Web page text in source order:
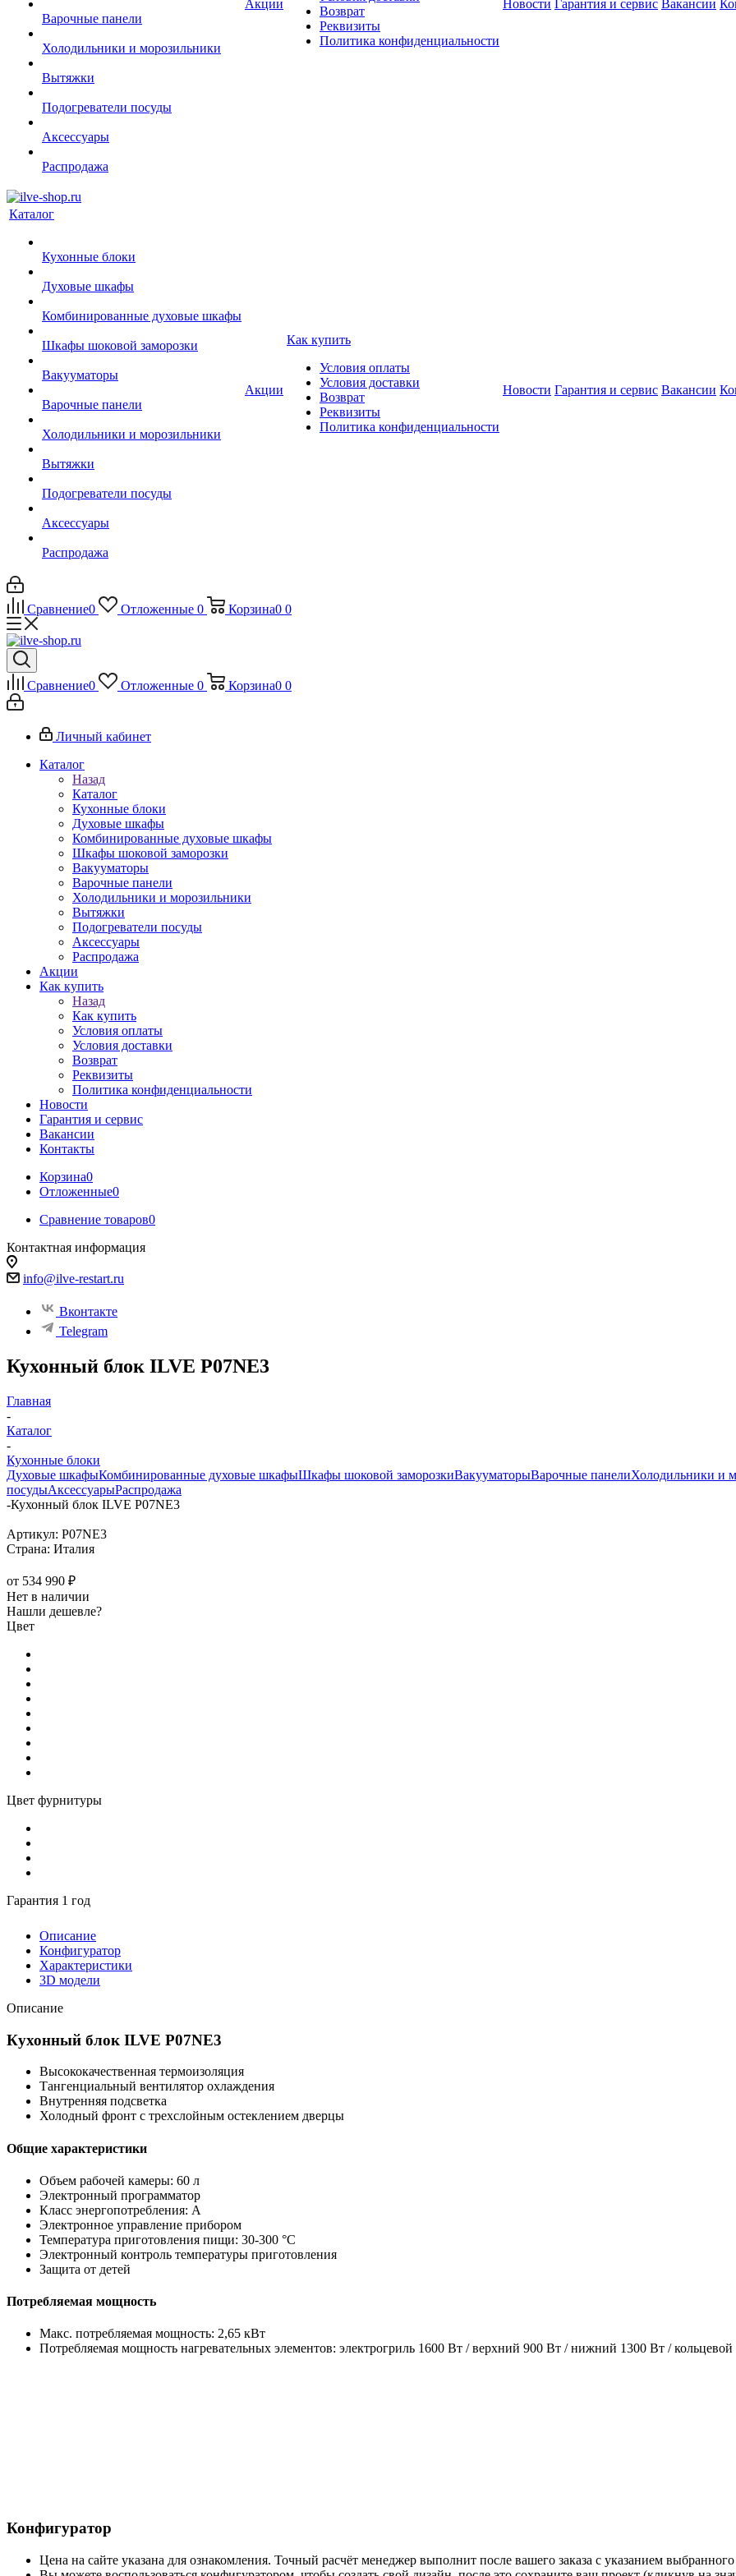
Варочные панели
Холодильники и морозильники
Вытяжки
Подогреватели посуды
Аксессуары
Распродажа
Акции
Возврат
Реквизиты
Политика конфиденциальности
Новости Гарантия и сервис Вакансии
Каталог
Кухонные блоки
Духовые шкафы
Комбинированные духовые шкафы
Шкафы шоковой заморозки
Вакууматоры
Варочные панели
Холодильники и морозильники
Вытяжки
Подогреватели посуды
Аксессуары
Распродажа
Акции
Как купить
Условия оплаты
Условия доставки
Возврат
Реквизиты
Политика конфиденциальности
Новости Гарантия и сервис Вакансии
Сравнение0 Отложенные 0 Корзина0 0
Сравнение0 Отложенные 0 Корзина0 0
Личный кабинет
Каталог
Назад
Каталог
Кухонные блоки
Духовые шкафы
Комбинированные духовые шкафы
Шкафы шоковой заморозки
Вакууматоры
Варочные панели
Холодильники и морозильники
Вытяжки
Подогреватели посуды
Аксессуары
Распродажа
Акции
Как купить
Назад
Как купить
Условия оплаты
Условия доставки
Возврат
Реквизиты
Политика конфиденциальности
Новости
Гарантия и сервис
Вакансии
Контакты
Корзина0
Отложенные0
Сравнение товаров0
Контактная информация
info@ilve-restart.ru
Вконтакте
Telegram
Кухонный блок ILVE P07NE3
Главная
-
Каталог
-
Кухонные блоки
Духовые шкафыКомбинированные духовые шкафыШкафы шоковой заморозкиВакууматорыВарочные панелиХолодильники и
посудыАксессуарыРаспродажа
-Кухонный блок ILVE P07NE3
Артикул: P07NE3
Страна: Италия
от 534 990 ₽
Нет в наличии
Нашли дешевле?
Цвет
Цвет фурнитуры
Гарантия 1 год
Описание
Конфигуратор
Характеристики
3D модели
Описание
Кухонный блок ILVE P07NE3
Высококачественная термоизоляция
Тангенциальный вентилятор охлаждения
Внутренняя подсветка
Холодный фронт с трехслойным остеклением дверцы
Общие характеристики
Объем рабочей камеры: 60 л
Электронный программатор
Класс энергопотребления: A
Электронное управление прибором
Температура приготовления пищи: 30-300 °C
Электронный контроль температуры приготовления
Защита от детей
Потребляемая мощность
Макс. потребляемая мощность: 2,65 кВт
Потребляемая мощность нагревательных элементов: электрогриль 1600 Вт / верхний 900 Вт / нижний 1300 Вт /
Конфигуратор
Цена на сайте указана для ознакомления. Точный расчёт менеджер выполнит после вашего заказа с указанием